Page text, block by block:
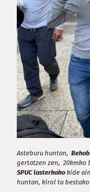
Asteburu huntan,
gertatzen zen,
SPUC lasterkako kide
huntan, kirol ta